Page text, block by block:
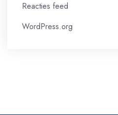
Reacties feed
WordPress.org